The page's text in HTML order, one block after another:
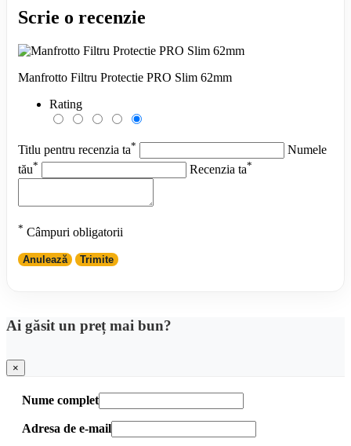
Scrie o recenzie
Manfrotto Filtru Protectie PRO Slim 62mm
Rating
Titlu pentru recenzia ta*
Numele
tău* Recenzia ta*
* Câmpuri obligatorii
Anulează Trimite
Ai găsit un preț mai bun?
×
Nume complet
Adresa de e-mail